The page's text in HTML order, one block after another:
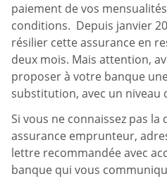
paiement de vos
conditions. Depuis janvier
résilier cette assurance en
deux mois. Mais attention,
proposer à votre banque
substitution, avec un niveau
Si vous ne connaissez pas
assurance emprunteur,
lettre recommandée avec
banque qui vous